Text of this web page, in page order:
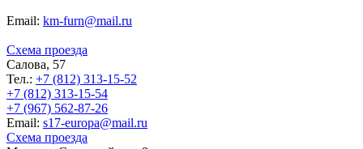
Еmail: km-furn@mail.ru
Схема проезда
Салова, 57
Тел.: +7 (812) 313-15-52
+7 (812) 313-15-54
+7 (967) 562-87-26
Еmail: s17-europa@mail.ru
Схема проезда